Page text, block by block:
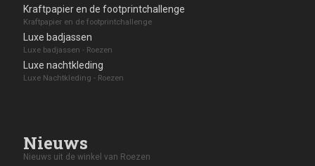
Kraftpapier en de footprintchallenge
Kraftpapier en de footprintchallenge
Luxe badjassen
Luxe badjassen - Roezen
Luxe nachtkleding
Luxe Nachtkleding - Roezen
Nieuws
Nieuws uit de winkel van Roezen